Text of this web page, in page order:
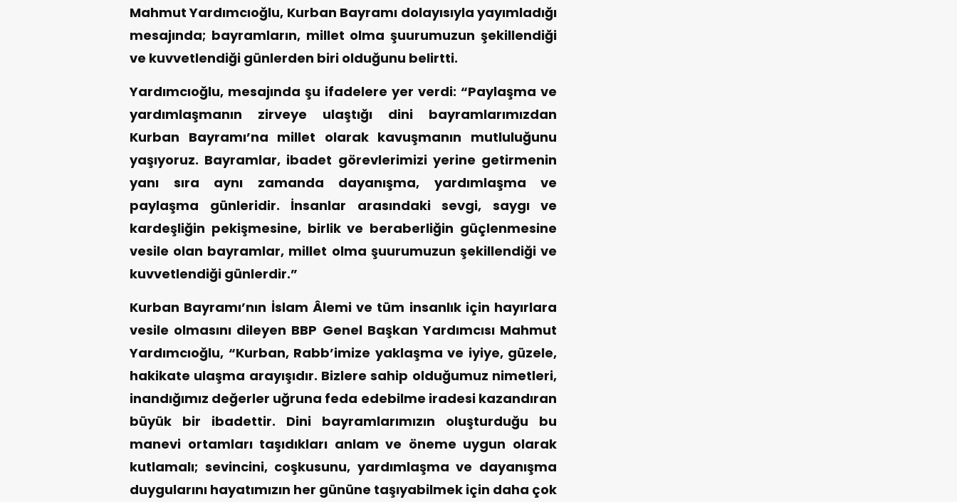
Mahmut Yardımcıoğlu, Kurban Bayramı dolayısıyla yayımladığı
mesajında; bayramların, millet olma şuurumuzun şekillendiği
ve kuvvetlendiği günlerden biri olduğunu belirtti.
Yardımcıoğlu, mesajında şu ifadelere yer verdi: “Paylaşma ve
yardımlaşmanın zirveye ulaştığı dini bayramlarımızdan
Kurban Bayramı’na millet olarak kavuşmanın mutluluğunu
yaşıyoruz. Bayramlar, ibadet görevlerimizi yerine getirmenin
yanı sıra aynı zamanda dayanışma, yardımlaşma ve
paylaşma günleridir. İnsanlar arasındaki sevgi, saygı ve
kardeşliğin pekişmesine, birlik ve beraberliğin güçlenmesine
vesile olan bayramlar, millet olma şuurumuzun şekillendiği ve
kuvvetlendiği günlerdir.”
Kurban Bayramı’nın İslam Âlemi ve tüm insanlık için hayırlara
vesile olmasını dileyen BBP Genel Başkan Yardımcısı Mahmut
Yardımcıoğlu, “Kurban, Rabb’imize yaklaşma ve iyiye, güzele,
hakikate ulaşma arayışıdır. Bizlere sahip olduğumuz nimetleri,
inandığımız değerler uğruna feda edebilme iradesi kazandıran
büyük bir ibadettir. Dini bayramlarımızın oluşturduğu bu
manevi ortamları taşıdıkları anlam ve öneme uygun olarak
kutlamalı; sevincini, coşkusunu, yardımlaşma ve dayanışma
duygularını hayatımızın her gününe taşıyabilmek için daha çok